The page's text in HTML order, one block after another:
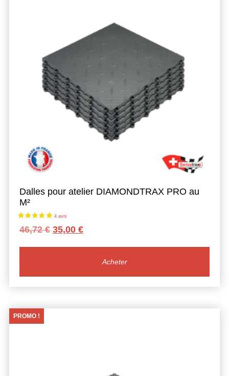
Dalles pour atelier DIAMONDTRAX PRO au
M²
46,72€ Le
46,72 €.
35,00 €Le
35,00 €.
Acheter
PROMO !